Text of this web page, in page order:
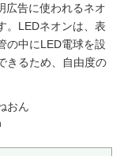
広告に使われるネオ
。LEDネオンは、表
の中にLED電球を設
きるため、自由度の
おん